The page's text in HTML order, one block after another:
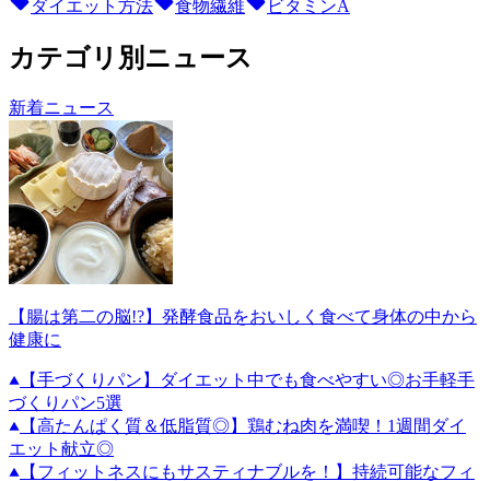
ダイエット方法 食物繊維 ビタミンA
カテゴリ別ニュース
新着ニュース
【腸は第二の脳!?】発酵食品をおいしく食べて身体の中から
健康に
【手づくりパン】ダイエット中でも食べやすい◎お手軽手
づくりパン5選
【高たんぱく質＆低脂質◎】鶏むね肉を満喫！1週間ダイ
エット献立◎
【フィットネスにもサスティナブルを！】持続可能なフィ